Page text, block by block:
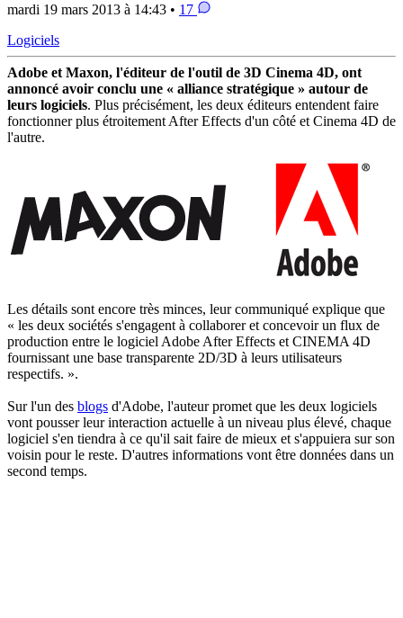
mardi 19 mars 2013 à 14:43 • 17
Logiciels
Adobe et Maxon, l'éditeur de l'outil de 3D Cinema 4D, ont
annoncé avoir conclu une « alliance stratégique » autour de
leurs logiciels. Plus précisément, les deux éditeurs entendent faire
fonctionner plus étroitement After Effects d'un côté et Cinema 4D de
l'autre.
Les détails sont encore très minces, leur communiqué explique que
« les deux sociétés s'engagent à collaborer et concevoir un flux de
production entre le logiciel Adobe After Effects et CINEMA 4D
fournissant une base transparente 2D/3D à leurs utilisateurs
respectifs. ».
Sur l'un des blogs d'Adobe, l'auteur promet que les deux logiciels
vont pousser leur interaction actuelle à un niveau plus élevé, chaque
logiciel s'en tiendra à ce qu'il sait faire de mieux et s'appuiera sur son
voisin pour le reste. D'autres informations vont être données dans un
second temps.